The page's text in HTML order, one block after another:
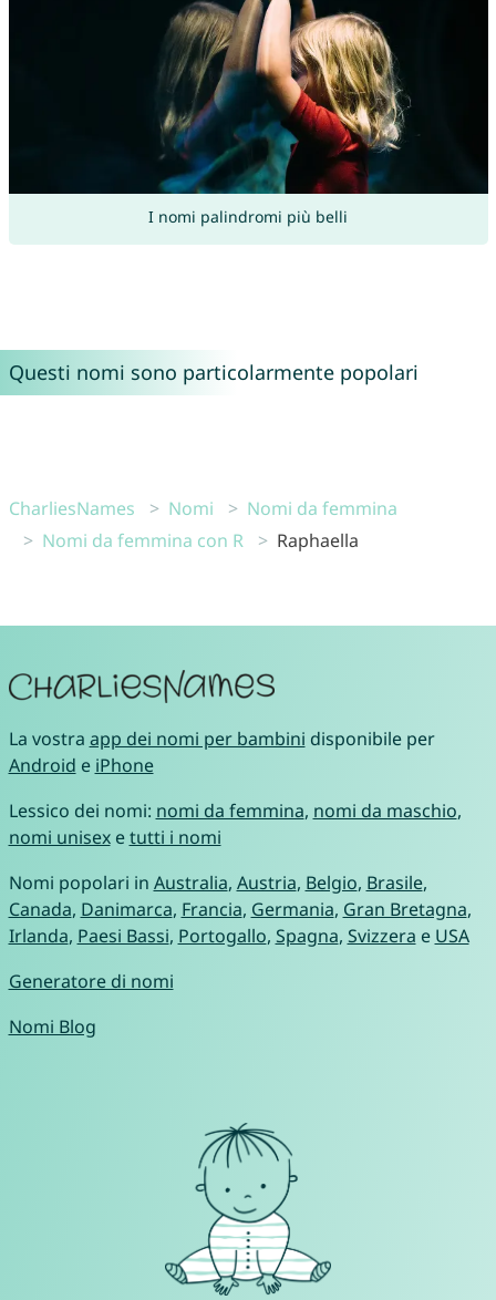
I nomi palindromi più belli
Questi nomi sono particolarmente popolari
CharliesNames Nomi
Nomi da femmina
Nomi da femmina con R
Raphaella
La vostra app dei nomi per bambini disponibile per
Android e iPhone
Lessico dei nomi: nomi da femmina, nomi da maschio,
nomi unisexetutti i nomi
Nomi popolari in Australia, Austria, Belgio, Brasile,
Canada, Danimarca, Francia, Germania, Gran Bretagna,
Irlanda, Paesi Bassi, Portogallo, Spagna, Svizzera e USA
Generatore di nomi
Nomi Blog